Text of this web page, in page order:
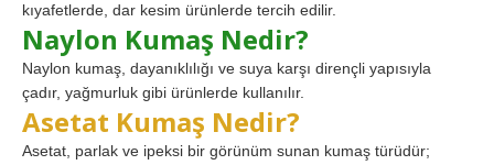
kıyafetlerde, dar kesim ürünlerde tercih edilir.
Naylon Kumaş Nedir?
Naylon kumaş, dayanıklılığı ve suya karşı dirençli yapısıyla
çadır, yağmurluk gibi ürünlerde kullanılır.
Asetat Kumaş Nedir?
Asetat, parlak ve ipeksi bir görünüm sunan kumaş türüdür;